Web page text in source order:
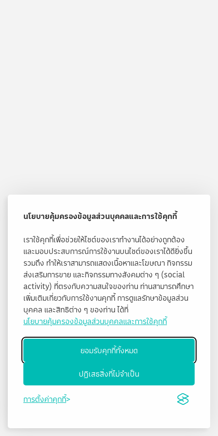
นโยบายคุ้มครองข้อมูลส่วนบุคคลและการใช้คุกกี้
เราใช้คุกกี้เพื่อช่วยให้ไซต์ของเราทำงานได้อย่างถูกต้อง
และมอบประสบการณ์การใช้งานบนไซต์ของเราได้ดียิ่งขึ้น
รวมถึง ทำให้เราสามารถแสดงเนื้อหาและโฆษณา กิจกรรม
ส่งเสริมการขาย และกิจกรรมทางสังคมต่าง ๆ (social
activity) ที่ตรงกับความสนใจของท่าน ท่านสามารถศึกษา
เพิ่มเติมเกี่ยวกับการใช้งานคุกกี้ การดูแลรักษาข้อมูลส่วน
บุคคล และสิทธิต่าง ๆ ของท่าน ได้ที่
นโยบายคุ้มครองข้อมูลส่วนบุคคลและการใช้คุกกี้
ยอมรับคุกกี้ทั้งหมด
ปฏิเสธสิ่งที่ไม่จำเป็น
การตั้งค่าคุกกี้